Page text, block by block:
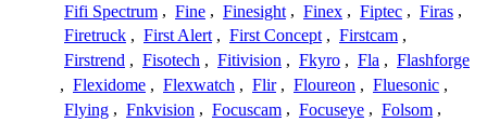
Fifi Spectrum , Fine , Finesight , Finex , Fiptec , Firas ,
Firetruck , First Alert , First Concept , Firstcam ,
Firstrend , Fisotech , Fitivision , Fkyro , Fla , Flashforge
, Flexidome , Flexwatch , Flir , Floureon , Fluesonic ,
Flying , Fnkvision , Focuscam , Focuseye , Folsom ,